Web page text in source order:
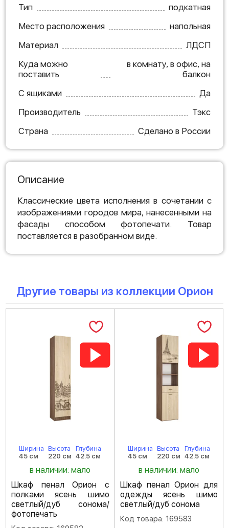
Тип
подкатная
Место расположения
напольная
Материал
ЛДСП
Куда можно
поставить
в комнату, в офис, на
балкон
С ящиками
Да
Производитель
Тэкс
Страна
Сделано в России
Описание
Классические цвета исполнения в сочетании с
изображениями городов мира, нанесенными на
фасады способом фотопечати. Товар
поставляется в разобранном виде.
Другие товары из коллекции Орион
Ширина
45 см
Высота
220 см
Глубина
42.5 см
в наличии: мало
Шкаф пенал Орион с
полками ясень шимо
светлый/дуб сонома/
фотопечать
Ширина
45 см
Высота
220 см
Глубина
42.5 см
в наличии: мало
Шкаф пенал Орион для
одежды ясень шимо
светлый/дуб сонома
Код товара: 169583